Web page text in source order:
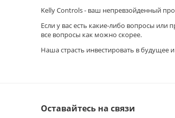
Kelly Controls - ваш непревзойденный
Если у вас есть какие-либо вопросы
все вопросы как можно скорее.
Наша страсть инвестировать в будущее
Оставайтесь на связи